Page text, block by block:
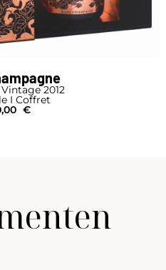
2012
I Coffret
€